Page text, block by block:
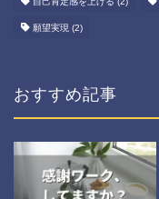
願望実現 (2)
おすすめ記事